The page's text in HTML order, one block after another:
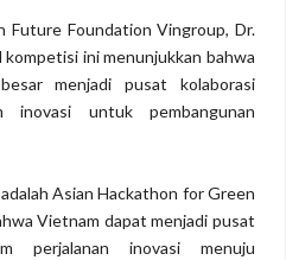
Future Foundation Vingroup, Dr.
kompetisi ini menunjukkan bahwa
menjadi pusat kolaborasi
untuk pembangunan
Asian Hackathon for Green
Vietnam dapat menjadi pusat
perjalanan inovasi menuju